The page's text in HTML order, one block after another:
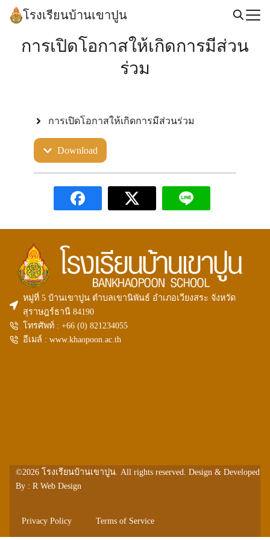
Skip
โรงเรียนบ้านเขาปูน
การเปิดโอกาสให้เกิดการมีส่วน
ร่วม
การเปิดโอกาสให้เกิดการมีส่วนร่วม
Download
หมู่ที่ 5 บ้านเขาปูน ตำบลเขานิพันธ์ อำเภอเวียงสระ จังหวัด
สุราษฎร์ธานี 84190
โทรศัพท์ : +66 (0)821234055
อีเมล์ : www.khaopoon.ac.th
©2026 โรงเรียนบ้านเขาปูน. All rights reserved. Design & Developed
By : R Web Design
Privacy Policy Terms of Service